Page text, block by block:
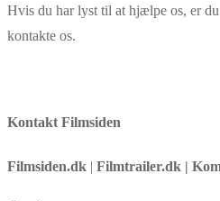
Hvis du har lyst til at hjælpe os, er
kontakte os.
Kontakt Filmsiden
Filmsiden.dk | Filmtrailer.dk |